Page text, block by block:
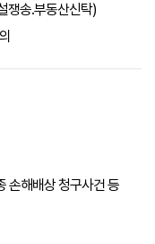
송․부동산신탁)
손해배상 청구사건 등